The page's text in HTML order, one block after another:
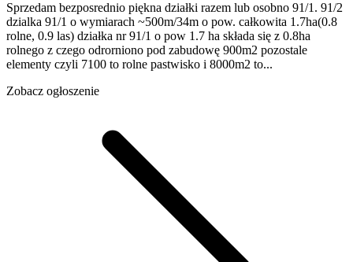
Sprzedam bezposrednio piękna działki razem lub osobno 91/1. 91/2
dzialka 91/1 o wymiarach ~500m/34m o pow. całkowita 1.7ha(0.8
rolne, 0.9 las) działka nr 91/1 o pow 1.7 ha składa się z 0.8ha
rolnego z czego odrorniono pod zabudowę 900m2 pozostale
elementy czyli 7100 to rolne pastwisko i 8000m2 to...
Zobacz ogłoszenie